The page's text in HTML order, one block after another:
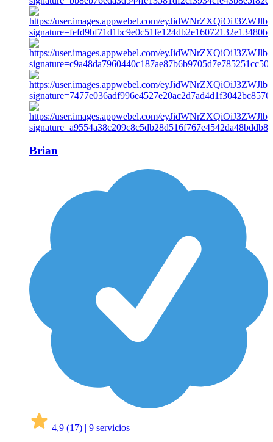
Brian
4,9 (17) | 9 servicios